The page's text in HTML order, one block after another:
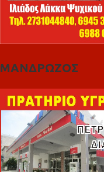
ΜΑΝΔΡΩΖΟΣ